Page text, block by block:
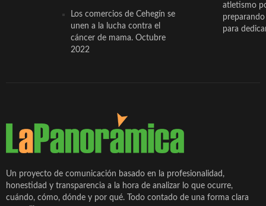
Los comercios de Cehegín se
unen a la lucha contra el
cáncer de mama. Octubre
2022
atletismo
para
Un proyecto de comunicación basado en la profesionalidad,
honestidad y transparencia a la hora de analizar lo que ocurre,
cuándo, cómo, dónde y por qué. Todo contado de una forma clara